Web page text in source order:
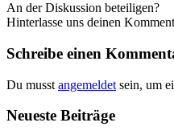
An der Diskussion beteiligen?
Hinterlasse uns deinen
Schreibe einen
Du musst angemeldet sein, um
Neueste Beiträge